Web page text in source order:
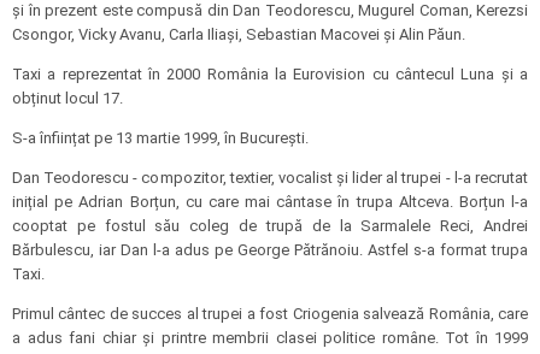
și în prezent este compusă din Dan Teodorescu, Mugurel Coman, Kerezsi
Csongor, Vicky Avanu, Carla Iliași, Sebastian Macovei și Alin Păun.
Taxi a reprezentat în 2000 România la Eurovision cu cântecul Luna și a
obținut locul 17.
S-a înființat pe 13 martie 1999, în București.
Dan Teodorescu - compozitor, textier, vocalist și lider al trupei - l-a recrutat
inițial pe Adrian Borțun, cu care mai cântase în trupa Altceva. Borțun l-a
cooptat pe fostul său coleg de trupă de la Sarmalele Reci, Andrei
Bărbulescu, iar Dan l-a adus pe George Pătrănoiu. Astfel s-a format trupa
Taxi.
Primul cântec de succes al trupei a fost Criogenia salvează România, care
a adus fani chiar și printre membrii clasei politice române. Tot în 1999